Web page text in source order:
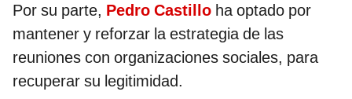
Por su parte, Pedro Castillo ha optado por
mantener y reforzar la estrategia de las
reuniones con organizaciones sociales, para
recuperar su legitimidad.